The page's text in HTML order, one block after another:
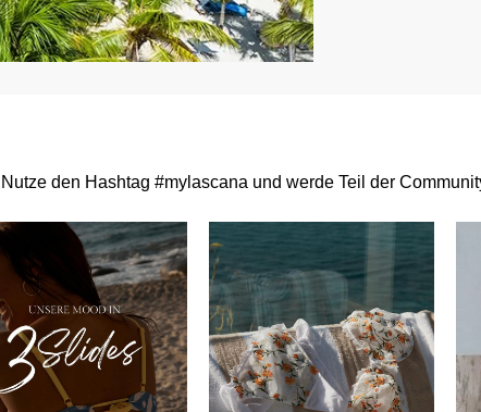
den Hashtag #mylascana und werde Teil der